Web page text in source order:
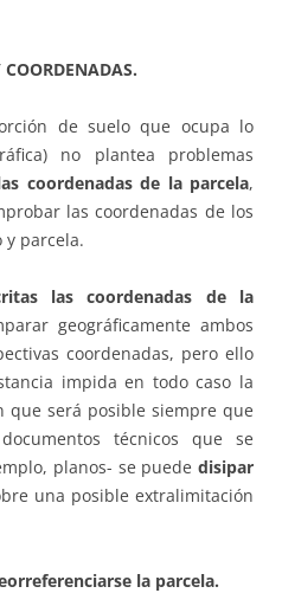
de suelo que ocupa lo
no plantea problemas
coordenadas de la parcela,
las coordenadas de los
y parcela.
las coordenadas de la
geográficamente ambos
coordenadas, pero ello
impida en todo caso la
que será posible siempre que
técnicos que se
planos- se puede disipar
una posible extralimitación
la parcela.